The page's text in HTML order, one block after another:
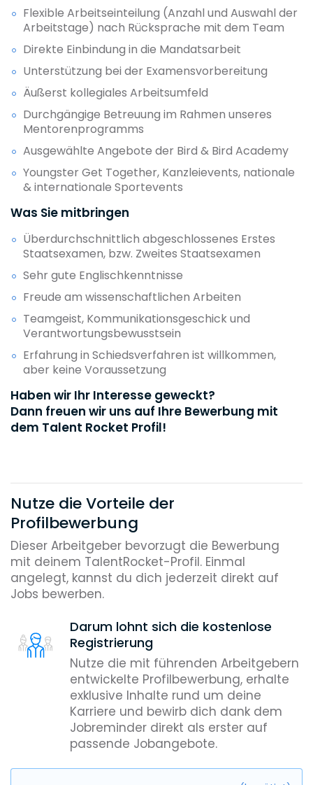
Flexible Arbeitseinteilung (Anzahl und Auswahl der
Arbeitstage) nach Rücksprache mit dem Team
Direkte Einbindung in die Mandatsarbeit
Unterstützung bei der Examensvorbereitung
Äußerst kollegiales Arbeitsumfeld
Durchgängige Betreuung im Rahmen unseres
Mentorenprogramms
Ausgewählte Angebote der Bird & Bird Academy
Youngster Get Together, Kanzleievents, nationale
& internationale Sportevents
Was Sie mitbringen
Überdurchschnittlich abgeschlossenes Erstes
Staatsexamen, bzw. Zweites Staatsexamen
Sehr gute Englischkenntnisse
Freude am wissenschaftlichen Arbeiten
Teamgeist, Kommunikationsgeschick und
Verantwortungsbewusstsein
Erfahrung in Schiedsverfahren ist willkommen,
aber keine Voraussetzung
Haben wir Ihr Interesse geweckt?
Dann freuen wir uns auf Ihre Bewerbung mit
dem Talent Rocket Profil!
Nutze die Vorteile der
Profilbewerbung
Dieser Arbeitgeber bevorzugt die Bewerbung
mit deinem TalentRocket-Profil. Einmal
angelegt, kannst du dich jederzeit direkt auf
Jobs bewerben.
Darum lohnt sich die kostenlose
Registrierung
Nutze die mit führenden Arbeitgebern
entwickelte Profilbewerbung, erhalte
exklusive Inhalte rund um deine
Karriere und bewirb dich dank dem
Jobreminder direkt als erster auf
passende Jobangebote.